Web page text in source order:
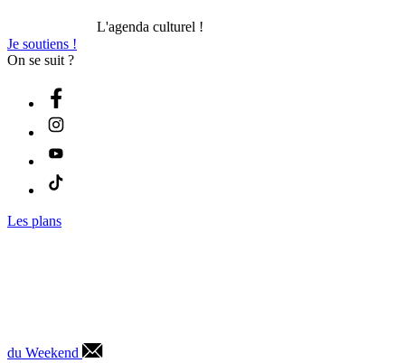
L'agenda culturel !
Je soutiens !
On se suit ?
Les plans
du Weekend